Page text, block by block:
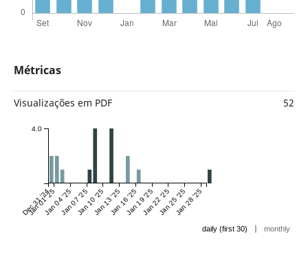
Métricas
Visualizações em PDF 52
Dec 31 '24
Jan 01 '25Jan 04 '25Jan 07 '25Jan 10 '25Jan 13 '25Jan 16 '25Jan 19 '25Jan 22 '25Jan 25 '25Jan 28 '25
4.0
daily (first 30) | monthly